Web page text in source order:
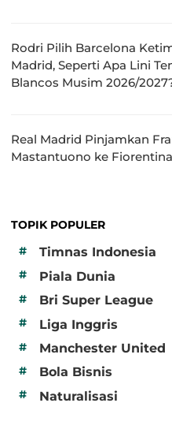
Rodri Pilih Barcelona
Madrid, Seperti Apa Lini
Blancos Musim 2026/
Real Madrid Pinjamkan
Mastantuono ke Fiorentina
TOPIK POPULER
#
Timnas Indonesia
# Piala Dunia
# Bri Super League
# Liga Inggris
# Manchester United
# Bola Bisnis
# Naturalisasi